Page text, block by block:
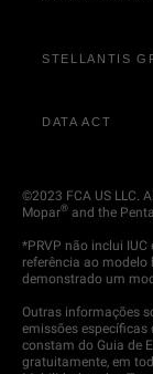
STELLANTIS
DATA ACT
©2023 FCA US LLC.
Mopar® and the
*PRVP não inclui
referência ao
demonstrado um
Outras informações
emissões específicas
constam do Guia de
gratuitamente, em